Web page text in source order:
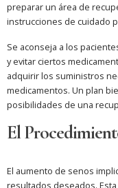
preparar un área de
instrucciones de cuidado
Se aconseja a los
y evitar ciertos
adquirir los suministros
medicamentos. Un plan
posibilidades de una
El
El aumento de senos
resultados deseados.